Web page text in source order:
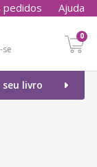
pedidos Ajuda
se
0
seu livro